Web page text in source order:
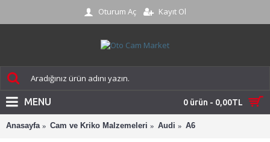
Oturum Aç Kayıt Ol
0 ürün - 0,00TL
MENU
Anasayfa Cam ve Kriko Malzemeleri Audi A6